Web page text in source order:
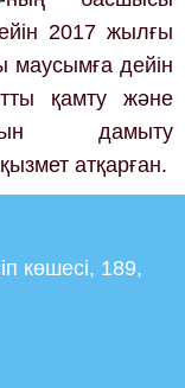
2017 жылғы
маусымға дейін
қамту және
дамыту
атқарған.
көшесі, 189,